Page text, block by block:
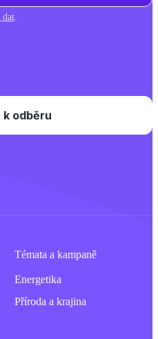
dat.
Témata a kampaně
Energetika
Příroda a krajina